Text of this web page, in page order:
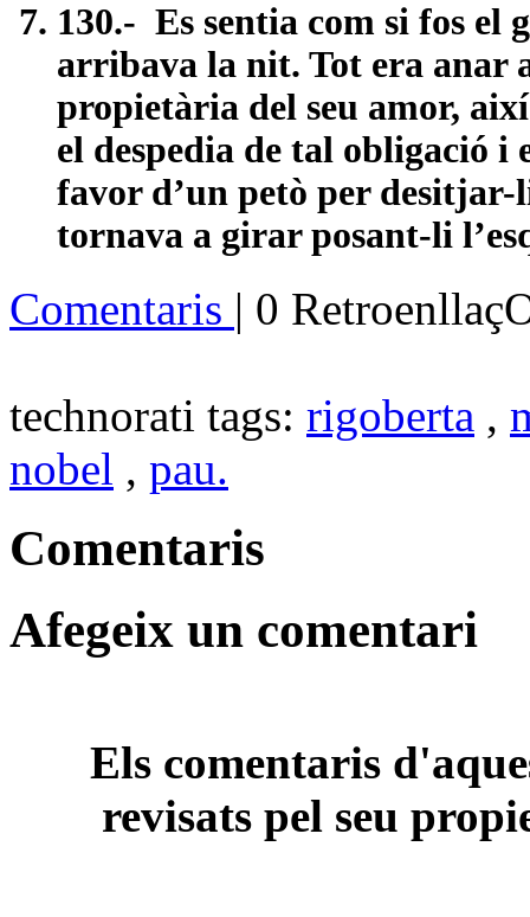
130.- Es sentia com si fos el
arribava la nit. Tot era anar
propietària del seu amor,
el despedia de tal obligació i
favor d’un petò per
tornava a girar posant-li
Comentaris | 0
technorati tags: rigoberta ,
nobel , pau.
Comentaris
Afegeix un comentari
Els comentaris
revisats pel seu